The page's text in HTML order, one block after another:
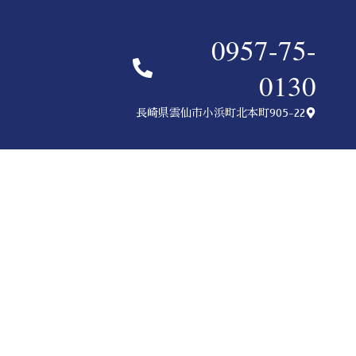
0957-75-
0130
長崎県雲仙市小浜町北本町905-22
お問い合わせ